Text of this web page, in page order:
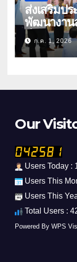
ส่งเสริมป
พัฒนางาน
ศึกษา
ก.ค. 1, 2026
Our
Users Today :
Users This
Users This
Total Users :
Powered By WPS